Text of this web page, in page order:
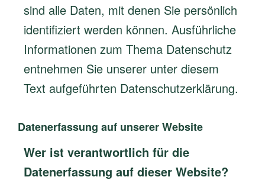
sind alle Daten, mit denen Sie persönlich
identifiziert werden können. Ausführliche
Informationen zum Thema Datenschutz
entnehmen Sie unserer unter diesem
Text aufgeführten Datenschutzerklärung.
Datenerfassung auf unserer Website
Wer ist verantwortlich für die
Datenerfassung auf dieser Website?